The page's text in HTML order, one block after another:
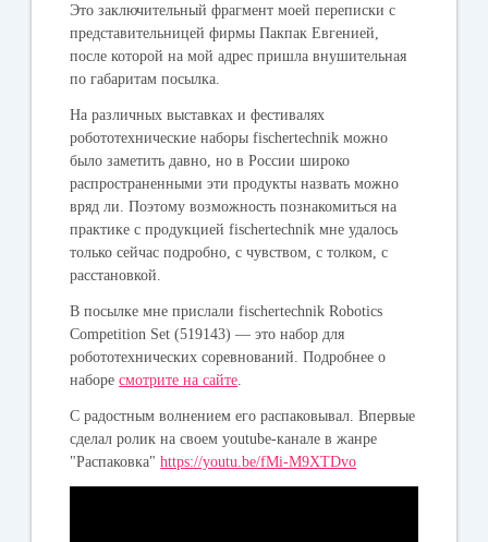
Это заключительный фрагмент моей переписки с
представительницей фирмы Пакпак Евгенией,
после которой на мой адрес пришла внушительная
по габаритам посылка.
На различных выставках и фестивалях
робототехнические наборы fischertechnik можно
было заметить давно, но в России широко
распространенными эти продукты назвать можно
вряд ли. Поэтому возможность познакомиться на
практике с продукцией fischertechnik мне удалось
только сейчас подробно, с чувством, с толком, с
расстановкой.
В посылке мне прислалиfischertechnik Robotics
Competition Set (519143) — это набор для
робототехнических соревнований. Подробнее о
наборесмотрите на сайте
С радостным волнением его распаковывал. Впервые
сделал ролик на своем youtube-канале в жанре
"Распаковка"https://youtu.be/fMi-M9XTDvo